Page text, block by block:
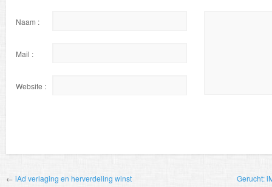
Naam :
Mail :
Website :
← iAd verlaging en herverdeling winst Gerucht: